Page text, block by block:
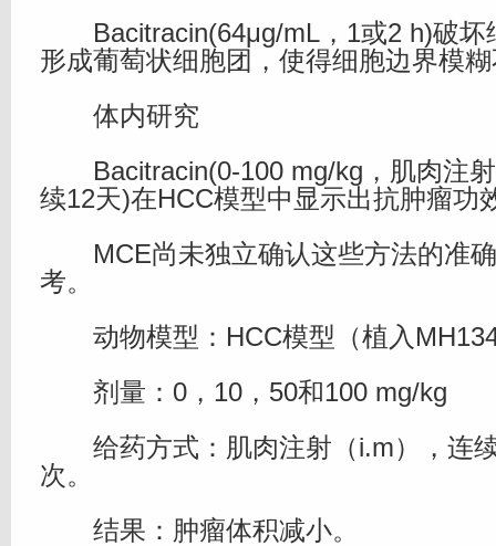
Bacitracin(64μg/mL，1或2 h)破坏
形成葡萄状细胞团，使得细胞边界模
体内研究
Bacitracin(0-100 mg/kg，肌肉注射
续12天)在HCC模型中显示出抗肿瘤功
MCE尚未独立确认这些方法的准确
考。
动物模型：HCC模型（植入
剂量：0，10，50和100 mg/kg
给药方式：肌肉注射（i.m），连
次。
结果：肿瘤体积减小。